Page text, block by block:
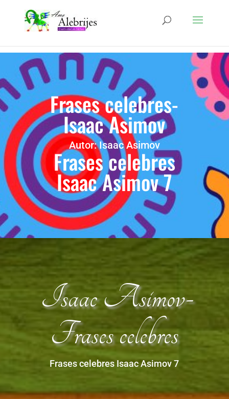
Frases celebres-
Isaac Asimov
Autor: Isaac Asimov
Frases celebres
Isaac Asimov 7
Isaac Asimov-
Frases celebres
Frases celebres Isaac Asimov 7